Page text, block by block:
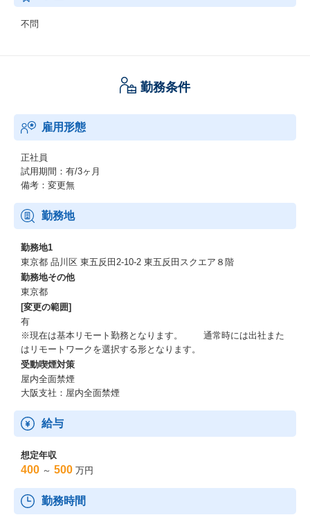
不問
勤務条件
雇用形態
正社員
試用期間：有/3ヶ月
備考：変更無
勤務地
勤務地1
東京都 品川区 東五反田2-10-2 東五反田スクエア８階
勤務地その他
東京都
[変更の範囲]
有
※現在は基本リモート勤務となります。 通常時には出社また
はリモートワークを選択する形となります。
受動喫煙対策
屋内全面禁煙
大阪支社：屋内全面禁煙
給与
想定年収
400 ～ 500 万円
勤務時間